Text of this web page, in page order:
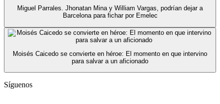
Miguel Parrales. Jhonatan Mina y William Vargas, podrían dejar a
Barcelona para fichar por Emelec
Moisés Caicedo se convierte en héroe: El momento en que intervino
para salvar a un aficionado
Síguenos